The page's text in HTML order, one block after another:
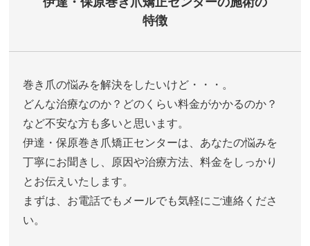
特徴
巻き爪の悩みを解決をしたいけど・・・。
どんな治療なのか？どのくらい料金がかかるのか？
など不安な方も多いと思います。
伊達・保原巻き爪矯正センターは、あなたの悩みを
丁寧にお聞きし、原因や治療方法、料金をしっかり
とお伝えいたします。
まずは、お電話でもメールでも気軽にご連絡くださ
い。